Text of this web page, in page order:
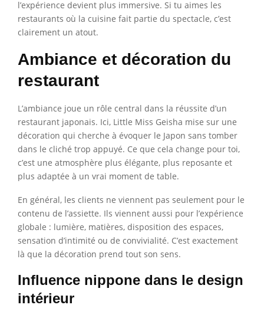
l’expérience devient plus immersive. Si tu aimes les
restaurants où la cuisine fait partie du spectacle, c’est
clairement un atout.
Ambiance et décoration du
restaurant
L’ambiance joue un rôle central dans la réussite d’un
restaurant japonais. Ici, Little Miss Geisha mise sur une
décoration qui cherche à évoquer le Japon sans tomber
dans le cliché trop appuyé. Ce que cela change pour toi,
c’est une atmosphère plus élégante, plus reposante et
plus adaptée à un vrai moment de table.
En général, les clients ne viennent pas seulement pour le
contenu de l’assiette. Ils viennent aussi pour l’expérience
globale : lumière, matières, disposition des espaces,
sensation d’intimité ou de convivialité. C’est exactement
là que la décoration prend tout son sens.
Influence nippone dans le design
intérieur